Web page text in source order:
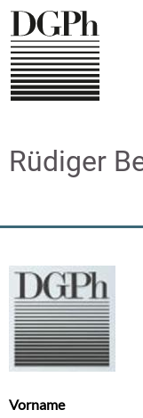
Direkt
zum
Inhalt
Rüdiger
Vorname